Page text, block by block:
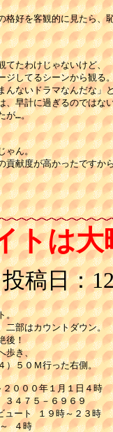
格好を客観的に見たら、
てたわけじゃないけど、
ジしてるシーンから観る
んないドラマなんだな」
、早計に過ぎるのではな
が…。
ゃん。
貢献度が高かったですか
トは大
日：12
。
二部はカウントダウン。
後！
歩き、
）５０Ｍ行った右側。
２０００年１月１日４時
３４７５－６９６９
ュート １９時～２３時
～ ４時